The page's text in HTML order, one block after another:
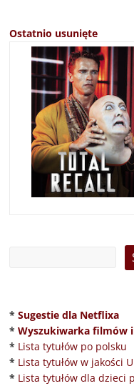
Ostatnio usunięte
* Sugestie dla Netflixa
* Wyszukiwarka filmów
* Lista tytułów po polsku
* Lista tytułów w jakości
* Lista tytułów dla dzieci